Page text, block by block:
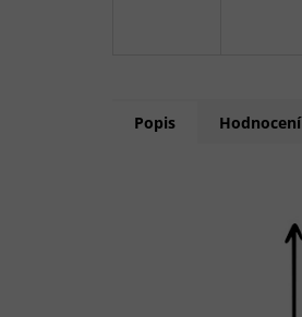
Popis Hodnocení